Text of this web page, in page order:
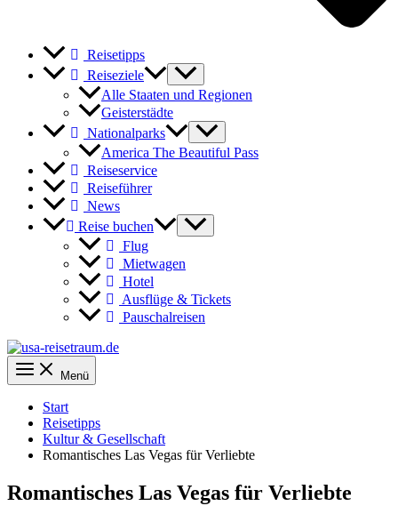
Reisetipps
Reiseziele
Alle Staaten und Regionen
Geisterstädte
Nationalparks
America The Beautiful Pass
Reiseservice
Reiseführer
News
Reise buchen
Flug
Mietwagen
Hotel
Ausflüge & Tickets
Pauschalreisen
Menü
Start
Reisetipps
Kultur & Gesellschaft
Romantisches Las Vegas für Verliebte
Romantisches Las Vegas für Verliebte